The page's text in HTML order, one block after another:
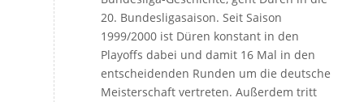
20. Bundesligasaison. Seit Saison
1999/2000 ist Düren konstant in den
Playoffs dabei und damit 16 Mal in den
entscheidenden Runden um die deutsche
Meisterschaft vertreten. Außerdem tritt